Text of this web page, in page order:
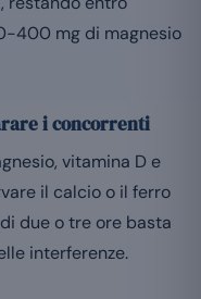
400 mg di magnesio
i concorrenti
vitamina D e
il calcio o il ferro
due o tre ore basta
interferenze.